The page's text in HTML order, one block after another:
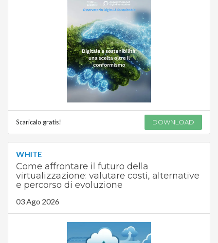
Scaricalo gratis! DOWNLOAD
WHITE
Come affrontare il futuro della
virtualizzazione: valutare costi, alternative
e percorso di evoluzione
03 Ago 2026